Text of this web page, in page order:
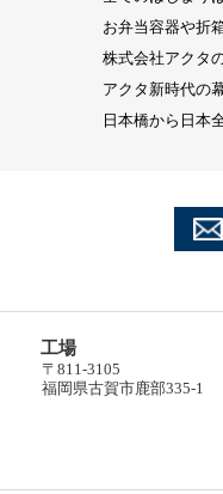
お弁当容器や折
株式会社アクタ
アクタ新時代の
日本橋から日本
工場
〒811-3105
福岡県古賀市鹿部335-1